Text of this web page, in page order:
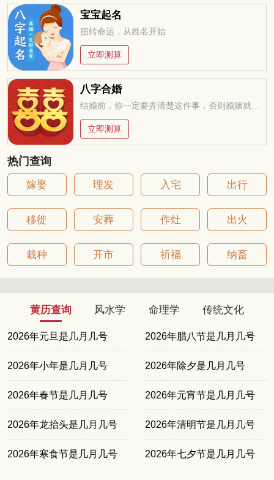
宝宝起名
扭转命运，从姓名开始
立即测算
八字合婚
结婚前，你一定要弄清楚这件事，否则婚姻就是你的坟墓
立即测算
热门查询
嫁娶 理发 入宅 出行
移徙 安葬 作灶 出火
栽种 开市 祈福 纳畜
黄历查询 风水学 命理学 传统文化
2026年元旦是几月几号 2026年腊八节是几月几号
2026年小年是几月几号 2026年除夕是几月几号
2026年春节是几月几号 2026年元宵节是几月几号
2026年龙抬头是几月几号 2026年清明节是几月几号
2026年寒食节是几月几号 2026年七夕节是几月几号